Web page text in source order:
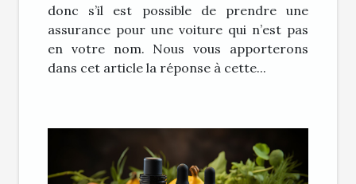
donc s’il est possible de prendre une
assurance pour une voiture qui n’est pas
en votre nom. Nous vous apporterons
dans cet article la réponse à cette...